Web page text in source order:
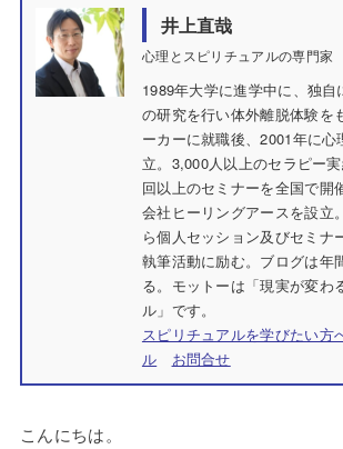
井上直哉
心理とスピリチュアルの専門家
1989年大学に進学中に、独
の研究を行い体外離脱体験を
ーカーに就職後、2001年に心
立。3,000人以上のセラピー
回以上のセミナーを全国で開
会社ヒーリングアースを設立
ら個人セッション及びセミナ
執筆活動に励む。ブログは年
る。モットーは「現実が変わ
ル」です。
スピリチュアルを学びたい方
ル
お問合せ
こんにちは。